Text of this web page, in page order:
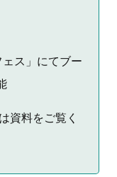
ス」にてブー
資料をご覧く